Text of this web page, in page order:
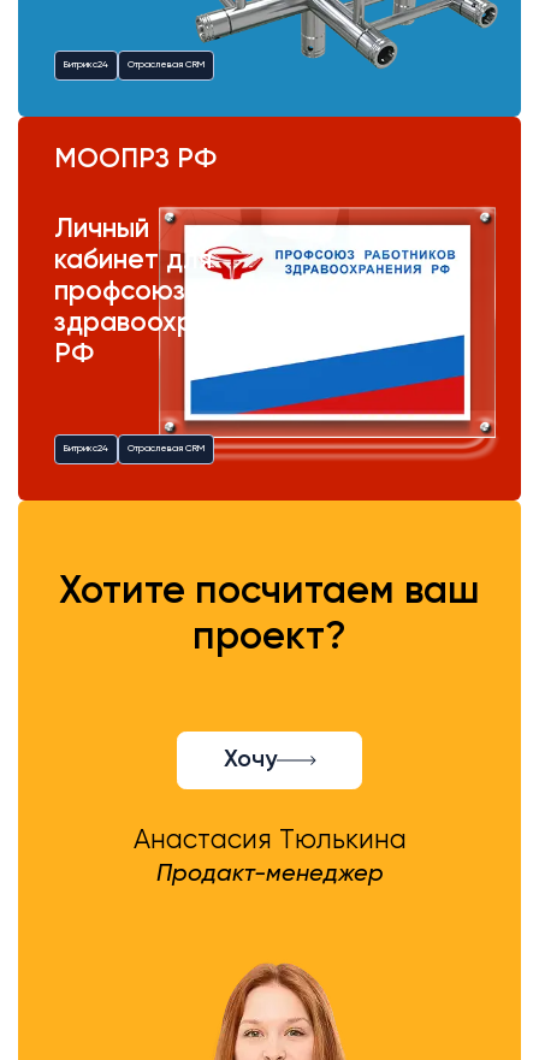
Битрикс24 Отраслевая CRM
МООПРЗ РФ
Личный
кабинет для
профсоюза
здравоохранения
РФ
Битрикс24 Отраслевая CRM
Хотите посчитаем ваш
проект?
Хочу
Анастасия Тюлькина
Продакт-менеджер